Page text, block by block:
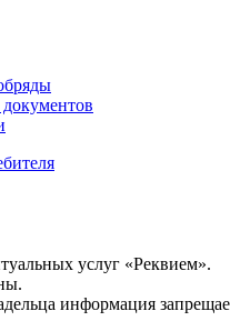
услуг «Реквием».
информация